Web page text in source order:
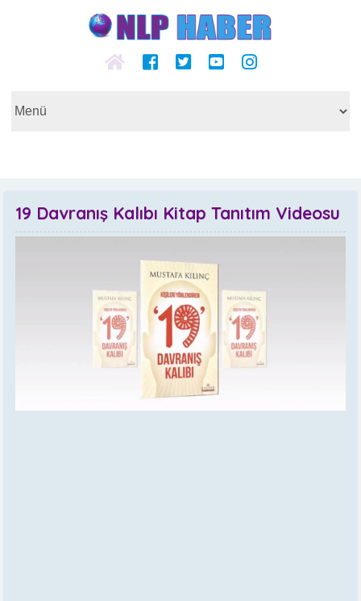
19 Davranış Kalıbı Kitap Tanıtım Videosu